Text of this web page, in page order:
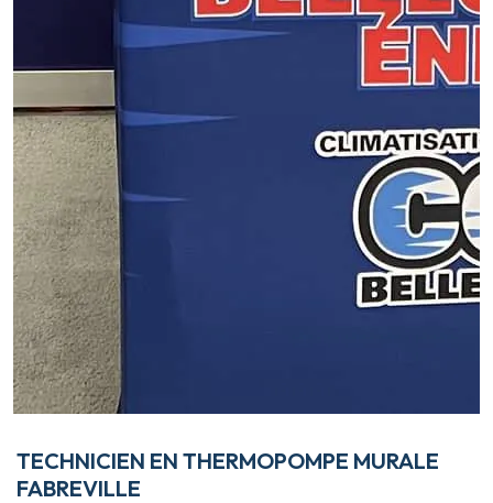
TECHNICIEN EN THERMOPOMPE MURALE
FABREVILLE